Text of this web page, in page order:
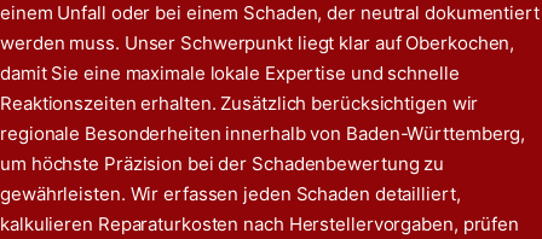
einem Unfall oder bei einem Schaden, der neutral dokumentiert
werden muss. Unser Schwerpunkt liegt klar auf Oberkochen,
damit Sie eine maximale lokale Expertise und schnelle
Reaktionszeiten erhalten. Zusätzlich berücksichtigen wir
regionale Besonderheiten innerhalb von Baden-Württemberg,
um höchste Präzision bei der Schadenbewertung zu
gewährleisten. Wir erfassen jeden Schaden detailliert,
kalkulieren Reparaturkosten nach Herstellervorgaben, prüfen